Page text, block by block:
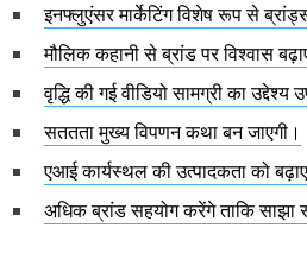
इनफ्लुएंसर मार्केटिंग विशेष रूप से
मौलिक कहानी से ब्रांड पर विश्वास
वृद्धि की गई वीडियो सामग्री का
सततता मुख्य विपणन कथा बन जाएगी।
एआई कार्यस्थल की उत्पादकता को
अधिक ब्रांड सहयोग करेंगे ताकि